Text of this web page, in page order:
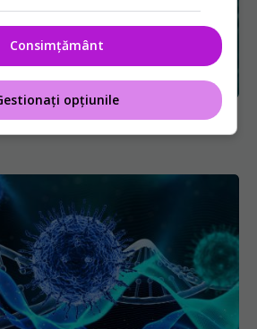
pandemia de COVID care a
oameni
Consimțământ
opțiunile